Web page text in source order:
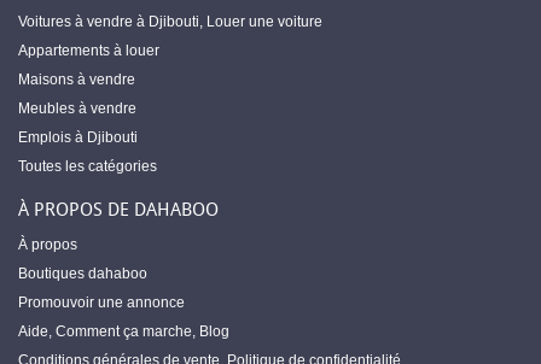
Voitures à vendre à Djibouti, Louer une voiture
Appartements à louer
Maisons à vendre
Meubles à vendre
Emplois à Djibouti
Toutes les catégories
À PROPOS DE DAHABOO
À propos
Boutiques dahaboo
Promouvoir une annonce
Aide, Comment ça marche, Blog
Conditions générales de vente, Politique de confidentialité